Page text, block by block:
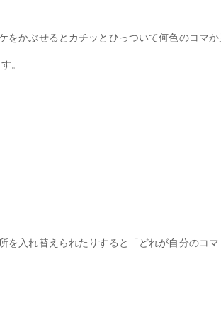
をかぶせるとカチッとひっついて何色のコマ
。
入れ替えられたりすると「どれが自分のコ